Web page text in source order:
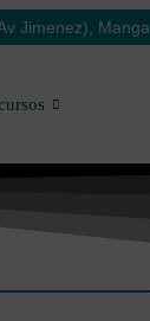
Jimenez), Manga